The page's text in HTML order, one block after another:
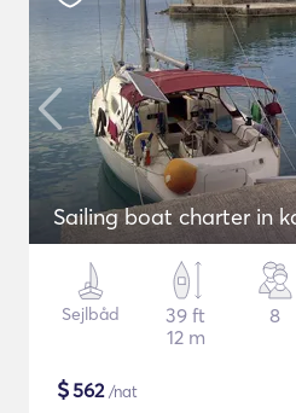
Sailing boat charter in
Sejlbåd
39 ft
12 m
8
$562/nat